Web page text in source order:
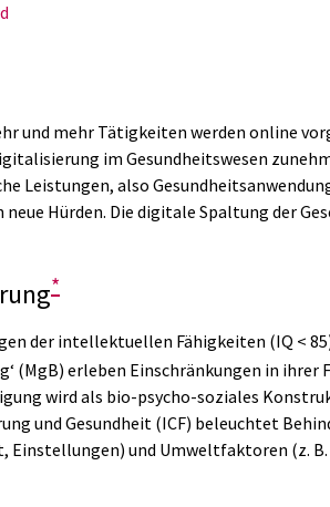
und mehr Tätigkeiten werden online
im Gesundheitswesen
Leistungen, also
Hürden. Die digitale Spaltung der
*
der intellektuellen Fähigkeiten (IQ <
(MgB) erleben Einschränkungen in
wird als bio-psycho-soziales
und Gesundheit (ICF) beleuchtet
Einstellungen) und Umweltfaktoren (z.